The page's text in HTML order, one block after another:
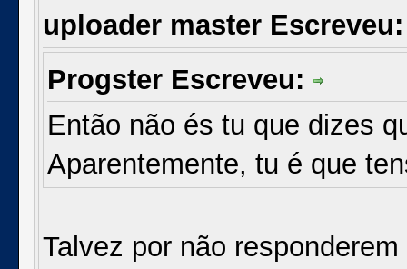
uploader master
Progster Escreveu:
Então não és tu que dizes
Aparentemente, tu é que
Talvez por não